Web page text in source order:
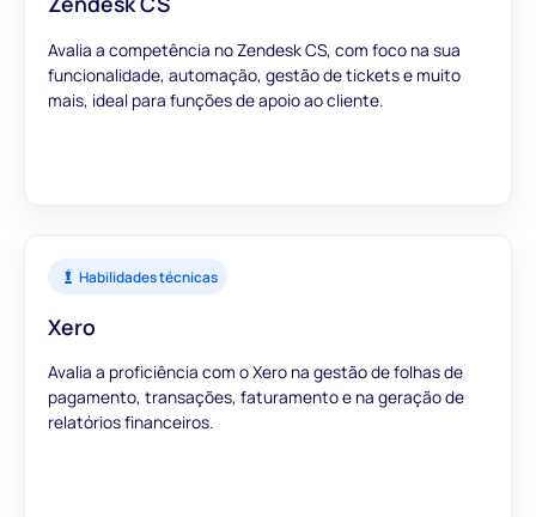
Avalia a competência no Zendesk CS, com foco na sua
funcionalidade, automação, gestão de tickets e muito
mais, ideal para funções de apoio ao cliente.
Habilidades técnicas
Xero
Avalia a proficiência com o Xero na gestão de folhas de
pagamento, transações, faturamento e na geração de
relatórios financeiros.